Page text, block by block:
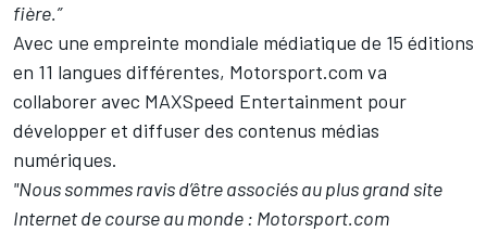
fière.”
Avec une empreinte mondiale médiatique de 15 éditions
en 11 langues différentes, Motorsport.com va
collaborer avec MAXSpeed Entertainment pour
développer et diffuser des contenus médias
numériques.
"Nous sommes ravis d’être associés au plus grand site
Internet de course au monde : Motorsport.com